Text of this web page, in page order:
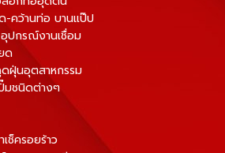
-คว้านท่อ บานแป๊ป
อุปกรณ์งานเชื่อม
ด
ดฝุ่นอุตสาหกรรม
มชนิดต่างๆ
ช็ครอยร้าว